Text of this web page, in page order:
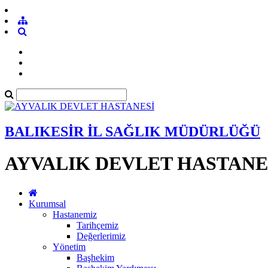
BALIKESİR İL SAĞLIK MÜDÜRLÜĞÜ
AYVALIK DEVLET
Kurumsal
Hastanemiz
Tarihçemiz
Değerlerimiz
Yönetim
Başhekim